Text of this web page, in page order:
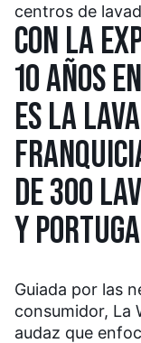
centros de
CON LA
10 AÑOS
ES LA
DE 300
Y
Guiada por las
consumidor, La
audaz que